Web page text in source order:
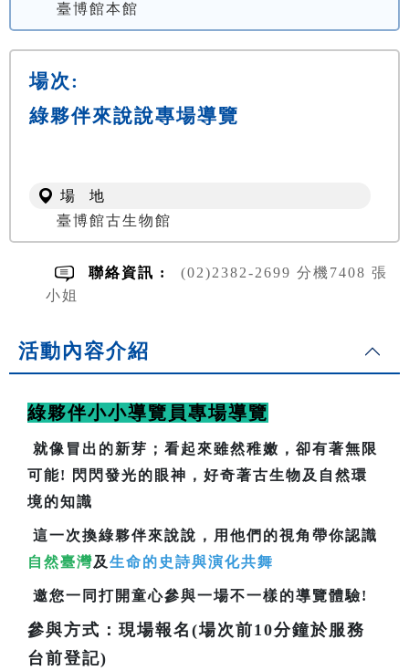
臺博館本館
場次:
綠夥伴來說說專場導覽
場 地
臺博館古生物館
聯絡資訊 :
(02)2382-2699 分機7408 張
小姐
活動內容介紹
綠夥伴小小導覽員專場導覽
就像冒出的新芽；看起來雖然稚嫩，卻有著無限
可能! 閃閃發光的眼神，好奇著古生物及自然環
境的知識
這一次換綠夥伴來說說，用他們的視角帶你認識
自然臺灣及 生命的史詩與演化共舞
邀您一同打開童心參與一場不一樣的導覽體驗!
參與方式：現場報名(場次前10分鐘於服務
台前登記)